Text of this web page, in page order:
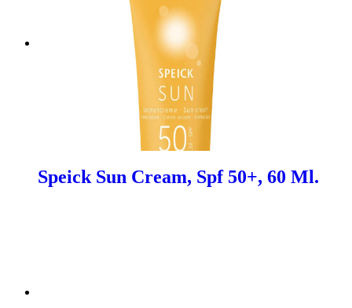
Speick Sun Cream, Spf 50+, 60 Ml.